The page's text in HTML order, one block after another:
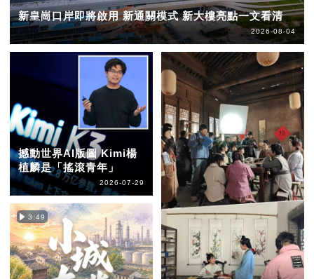
新皇崗口岸即將啟用 新通關模式 新大樓亮點一文看清
2026-08-04
撼動世界AI版圖 Kimi楊
植麟是「搖滾青年」
2026-07-29
3:49